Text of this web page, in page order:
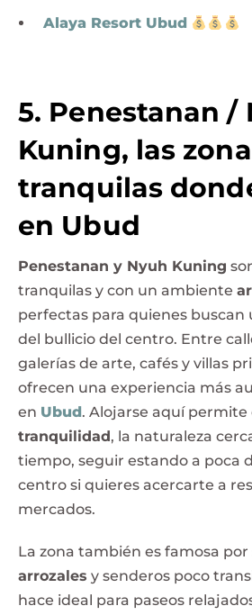
Alaya Resort Ubud
5. Penestanan /
Kuning, las
tranquilas
en Ubud
Penestanan y Nyuh Kuning
tranquilas y con un ambiente
perfectas para quienes buscan
del bullicio del centro. Entre
galerías de arte, cafés y villas
ofrecen una experiencia más
en Ubud . Alojarse aquí
tranquilidad , la naturaleza
tiempo, seguir estando a poca
centro si quieres acercarte a
mercados.
La zona también es famosa por
arrozales y senderos poco
hace ideal para paseos